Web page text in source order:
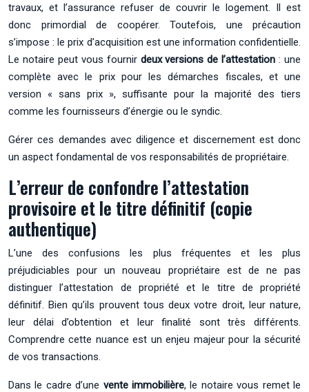
travaux, et l’assurance refuser de couvrir le logement. Il est
donc primordial de coopérer. Toutefois, une précaution
s’impose : le prix d’acquisition est une information confidentielle.
Le notaire peut vous fournir deux versions de l’attestation : une
complète avec le prix pour les démarches fiscales, et une
version « sans prix », suffisante pour la majorité des tiers
comme les fournisseurs d’énergie ou le syndic.
Gérer ces demandes avec diligence et discernement est donc
un aspect fondamental de vos responsabilités de propriétaire.
L’erreur de confondre l’attestation
provisoire et le titre définitif (copie
authentique)
L’une des confusions les plus fréquentes et les plus
préjudiciables pour un nouveau propriétaire est de ne pas
distinguer l’attestation de propriété et le titre de propriété
définitif. Bien qu’ils prouvent tous deux votre droit, leur nature,
leur délai d’obtention et leur finalité sont très différents.
Comprendre cette nuance est un enjeu majeur pour la sécurité
de vos transactions.
Dans le cadre d’une vente immobilière, le notaire vous remet le